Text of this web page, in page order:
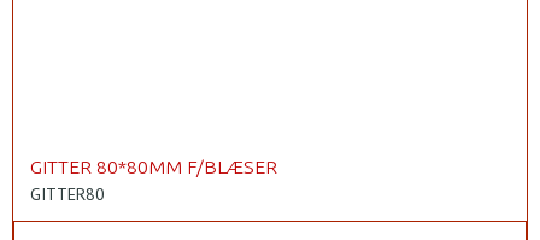
GITTER 80*80MM F/BLÆSER
GITTER80